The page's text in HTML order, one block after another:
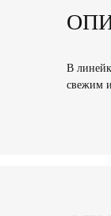
В
свежим